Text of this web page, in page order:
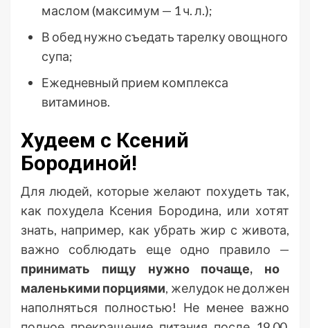
маслом (максимум — 1 ч. л.);
В обед нужно съедать тарелку овощного
супа;
Ежедневный прием комплекса
витаминов.
Худеем с Ксений
Бородиной!
Для людей, которые желают похудеть так,
как похудела Ксения Бородина, или хотят
знать, например, как убрать жир с живота,
важно соблюдать еще одно правило —
принимать пищу нужно почаще, но
маленькими порциями, желудок не должен
наполняться полностью! Не менее важно